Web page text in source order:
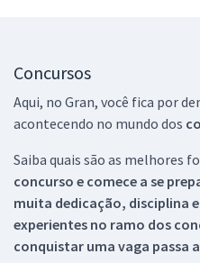
Concursos
Aqui, no Gran, você fica por
acontecendo no mundo dos
Saiba quais são as melhores
concurso e comece a se
muita dedicação, disciplina
experientes no ramo dos
conquistar uma vaga passa